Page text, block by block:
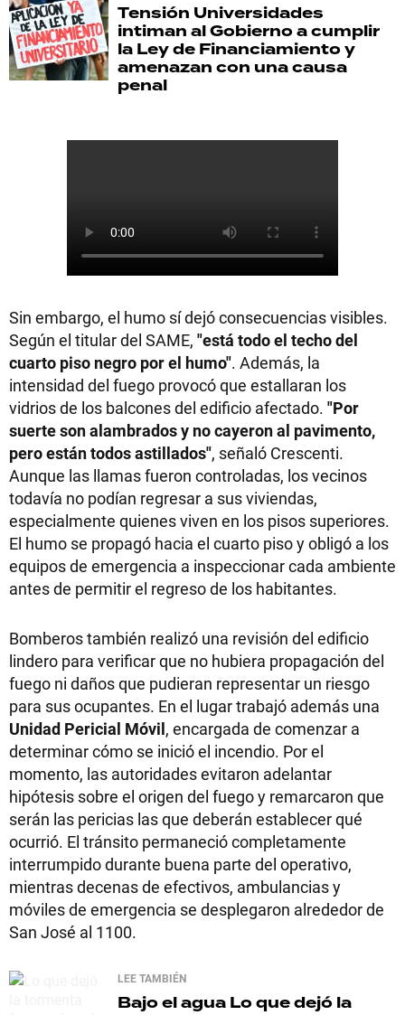
Tensión Universidades
intiman al Gobierno a cumplir
la Ley de Financiamiento y
amenazan con una causa
penal
Sin embargo, el humo sí dejó consecuencias visibles.
Según el titular del SAME, "está todo el techo del
cuarto piso negro por el humo". Además, la
intensidad del fuego provocó que estallaran los
vidrios de los balcones del edificio afectado. "Por
suerte son alambrados y no cayeron al pavimento,
pero están todos astillados", señaló Crescenti.
Aunque las llamas fueron controladas, los vecinos
todavía no podían regresar a sus viviendas,
especialmente quienes viven en los pisos superiores.
El humo se propagó hacia el cuarto piso y obligó a los
equipos de emergencia a inspeccionar cada ambiente
antes de permitir el regreso de los habitantes.
Bomberos también realizó una revisión del edificio
lindero para verificar que no hubiera propagación del
fuego ni daños que pudieran representar un riesgo
para sus ocupantes. En el lugar trabajó además una
Unidad Pericial Móvil, encargada de comenzar a
determinar cómo se inició el incendio. Por el
momento, las autoridades evitaron adelantar
hipótesis sobre el origen del fuego y remarcaron que
serán las pericias las que deberán establecer qué
ocurrió. El tránsito permaneció completamente
interrumpido durante buena parte del operativo,
mientras decenas de efectivos, ambulancias y
móviles de emergencia se desplegaron alrededor de
San José al 1100.
LEE TAMBIÉN
Bajo el agua Lo que dejó la